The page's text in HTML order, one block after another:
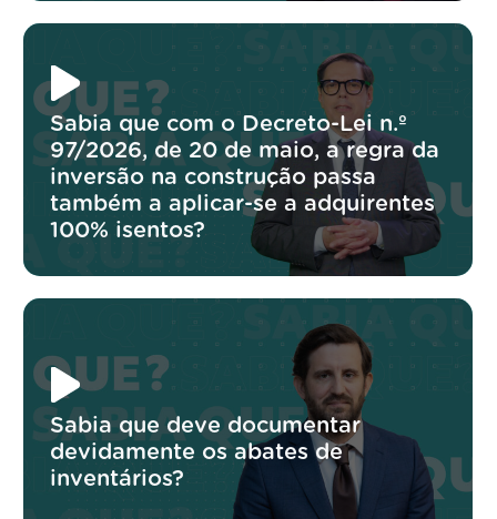
Sabia que com o Decreto-Lei n.º
97/2026, de 20 de maio, a regra da
inversão na construção passa
também a aplicar-se a adquirentes
100% isentos?
Sabia que deve documentar
devidamente os abates de
inventários?